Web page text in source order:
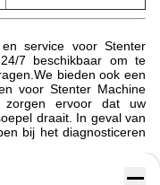
service voor Stenter
7 beschikbaar om te
bieden ook een
voor Stenter Machine
zorgen ervoor dat uw
draait. In geval van
bij het diagnosticeren